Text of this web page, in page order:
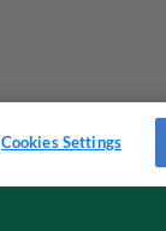
Cookies Settings